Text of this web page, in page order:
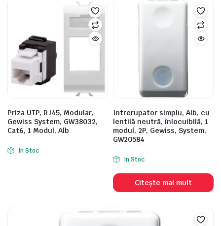
Priza UTP, RJ45, Modular,
Gewiss System, GW38032,
Cat6, 1 Modul, Alb
In Stoc
Intrerupator simplu, Alb, cu
lentilă neutră, înlocuibilă, 1
modul, 2P, Gewiss, System,
GW20584
In Stoc
Citește mai mult